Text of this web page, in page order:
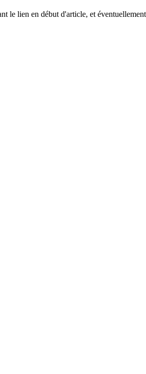
le lien en début d'article, et